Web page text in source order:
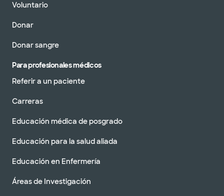
Voluntario
Donar
Donar sangre
Para profesionales médicos
Referir a un paciente
Carreras
Educación médica de posgrado
Educación para la salud aliada
Educación en Enfermería
Áreas de Investigación